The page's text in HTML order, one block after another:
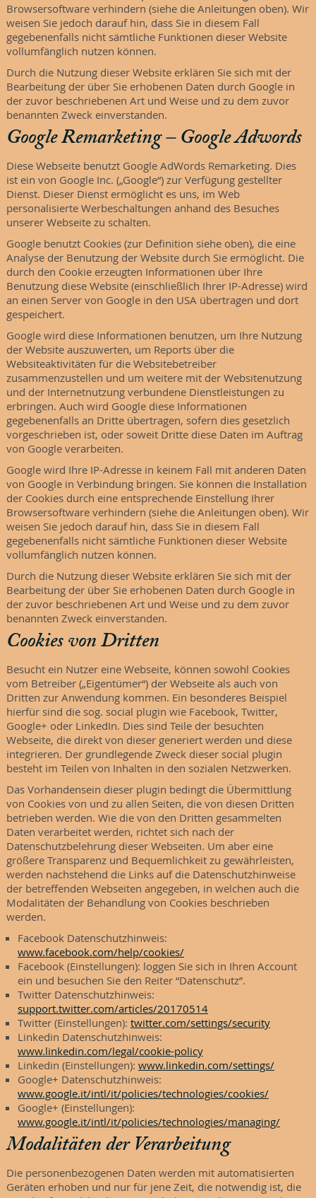
Browsersoftware verhindern (siehe die Anleitungen oben). Wir
weisen Sie jedoch darauf hin, dass Sie in diesem Fall
gegebenenfalls nicht sämtliche Funktionen dieser Website
vollumfänglich nutzen können.
Durch die Nutzung dieser Website erklären Sie sich mit der
Bearbeitung der über Sie erhobenen Daten durch Google in
der zuvor beschriebenen Art und Weise und zu dem zuvor
benannten Zweck einverstanden.
Google Remarketing – Google Adwords
Diese Webseite benutzt Google AdWords Remarketing. Dies
ist ein von Google Inc. („Google“) zur Verfügung gestellter
Dienst. Dieser Dienst ermöglicht es uns, im Web
personalisierte Werbeschaltungen anhand des Besuches
unserer Webseite zu schalten.
Google benutzt Cookies (zur Definition siehe oben), die eine
Analyse der Benutzung der Website durch Sie ermöglicht. Die
durch den Cookie erzeugten Informationen über Ihre
Benutzung diese Website (einschließlich Ihrer IP-Adresse) wird
an einen Server von Google in den USA übertragen und dort
gespeichert.
Google wird diese Informationen benutzen, um Ihre Nutzung
der Website auszuwerten, um Reports über die
Websiteaktivitäten für die Websitebetreiber
zusammenzustellen und um weitere mit der Websitenutzung
und der Internetnutzung verbundene Dienstleistungen zu
erbringen. Auch wird Google diese Informationen
gegebenenfalls an Dritte übertragen, sofern dies gesetzlich
vorgeschrieben ist, oder soweit Dritte diese Daten im Auftrag
von Google verarbeiten.
Google wird Ihre IP-Adresse in keinem Fall mit anderen Daten
von Google in Verbindung bringen. Sie können die Installation
der Cookies durch eine entsprechende Einstellung Ihrer
Browsersoftware verhindern (siehe die Anleitungen oben). Wir
weisen Sie jedoch darauf hin, dass Sie in diesem Fall
gegebenenfalls nicht sämtliche Funktionen dieser Website
vollumfänglich nutzen können.
Durch die Nutzung dieser Website erklären Sie sich mit der
Bearbeitung der über Sie erhobenen Daten durch Google in
der zuvor beschriebenen Art und Weise und zu dem zuvor
benannten Zweck einverstanden.
Cookies von Dritten
Besucht ein Nutzer eine Webseite, können sowohl Cookies
vom Betreiber („Eigentümer“) der Webseite als auch von
Dritten zur Anwendung kommen. Ein besonderes Beispiel
hierfür sind die sog. social plugin wie Facebook, Twitter,
Google+ oder LinkedIn. Dies sind Teile der besuchten
Webseite, die direkt von dieser generiert werden und diese
integrieren. Der grundlegende Zweck dieser social plugin
besteht im Teilen von Inhalten in den sozialen Netzwerken.
Das Vorhandensein dieser plugin bedingt die Übermittlung
von Cookies von und zu allen Seiten, die von diesen Dritten
betrieben werden. Wie die von den Dritten gesammelten
Daten verarbeitet werden, richtet sich nach der
Datenschutzbelehrung dieser Webseiten. Um aber eine
größere Transparenz und Bequemlichkeit zu gewährleisten,
werden nachstehend die Links auf die Datenschutzhinweise
der betreffenden Webseiten angegeben, in welchen auch die
Modalitäten der Behandlung von Cookies beschrieben
werden.
Facebook Datenschutzhinweis:
www.facebook.com/help/cookies/
Facebook (Einstellungen): loggen Sie sich in Ihren Account
ein und besuchen Sie den Reiter “Datenschutz”.
Twitter Datenschutzhinweis:
support.twitter.com/articles/20170514
Twitter (Einstellungen): twitter.com/settings/security
Linkedin Datenschutzhinweis:
www.linkedin.com/legal/cookie-policy
Linkedin (Einstellungen): www.linkedin.com/settings/
Google+ Datenschutzhinweis:
www.google.it/intl/it/policies/technologies/cookies/
Google+ (Einstellungen):
www.google.it/intl/it/policies/technologies/managing/
Modalitäten der Verarbeitung
Die personenbezogenen Daten werden mit automatisierten
Geräten erhoben und nur für jene Zeit, die notwendig ist, die